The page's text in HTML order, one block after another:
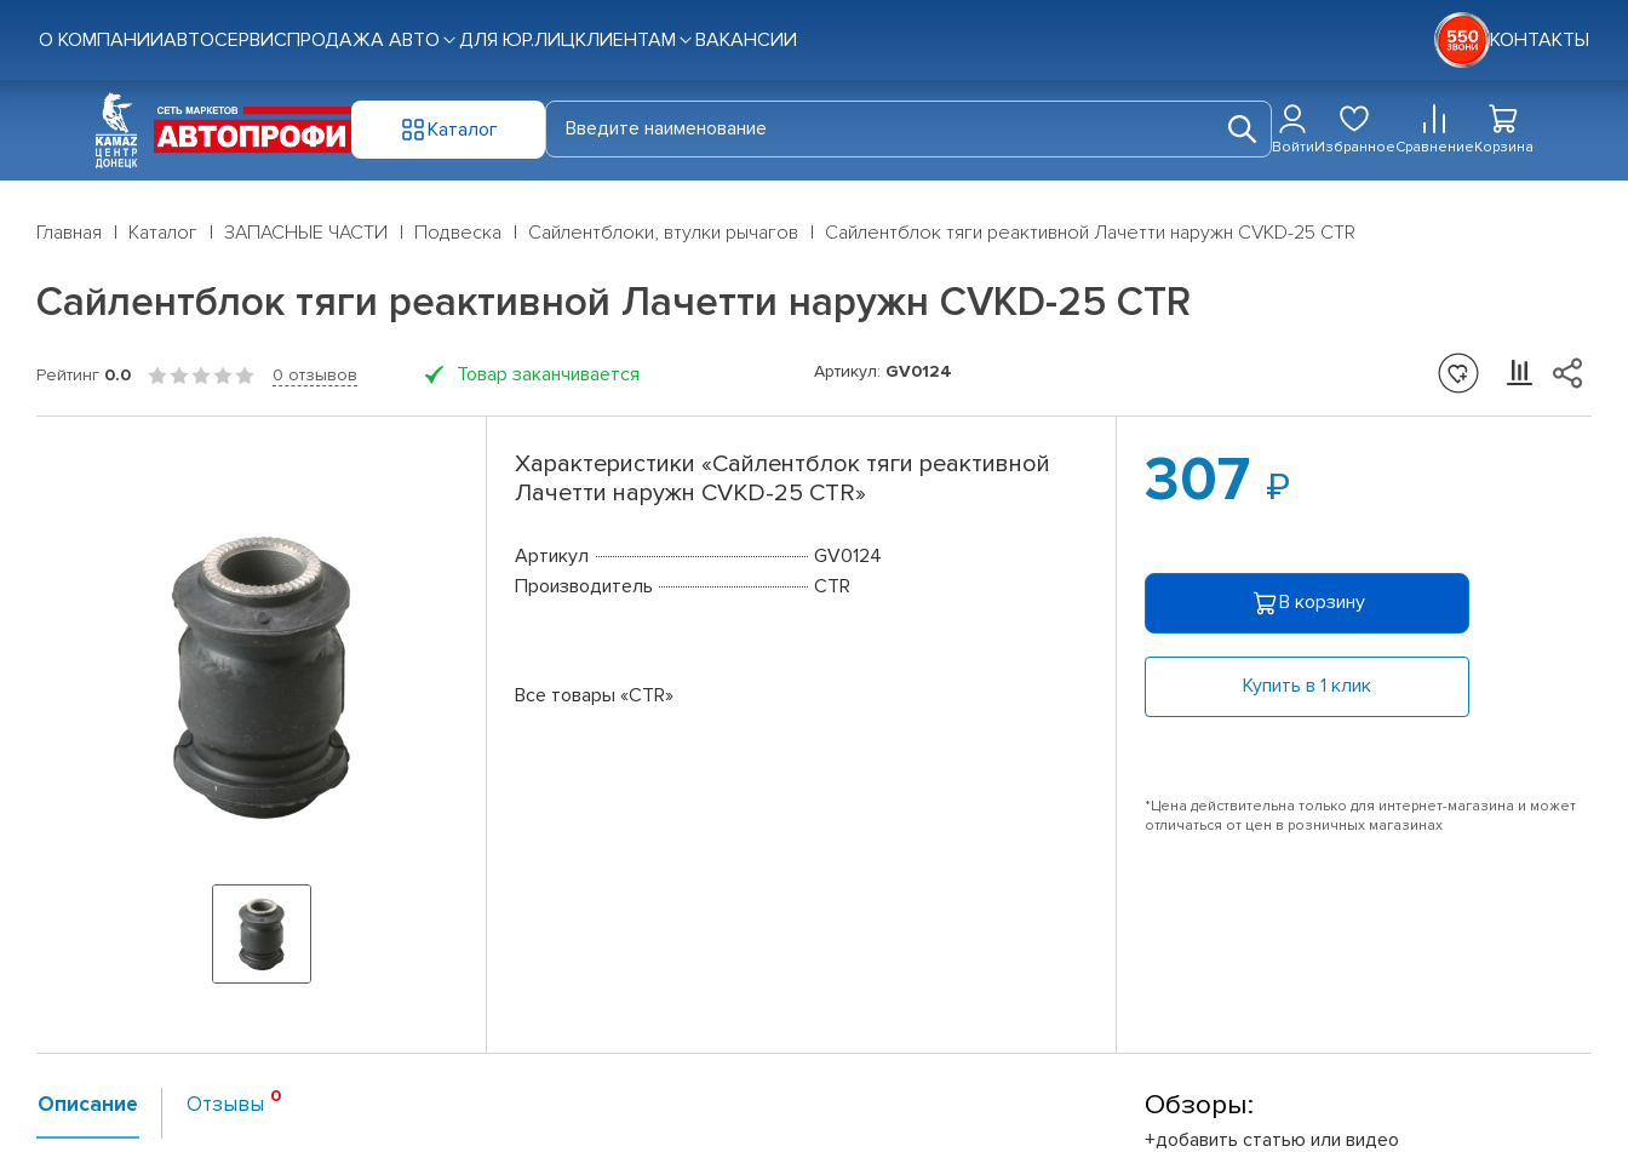
О КОМПАНИИАВТОСЕРВИСПРОДАЖА АВТО ДЛЯ ЮР.ЛИЦКЛИЕНТАМ ВАКАНСИИ КОНТАКТЫ
Каталог
ВойтиИзбранноеСравнениеКорзина
Главная Каталог ЗАПАСНЫЕ ЧАСТИ Подвеска Сайлентблоки, втулки рычагов Сайлентблок тяги реактивной Лачетти наружн CVKD-25 CTR
Сайлентблок тяги реактивной Лачетти наружн CVKD-25 CTR
Рейтинг 0.0 0 отзывов Товар заканчивается Артикул: GV0124
Характеристики «Сайлентблок тяги реактивной
Лачетти наружн CVKD-25 CTR»
Артикул
GV0124
Производитель
CTR
Все товары «CTR»
307
В корзину
Купить в 1 клик
*Цена действительна только для интернет-магазина и может
отличаться от цен в розничных магазинах
Описание Отзывы Обзоры:
+добавить статью или видео